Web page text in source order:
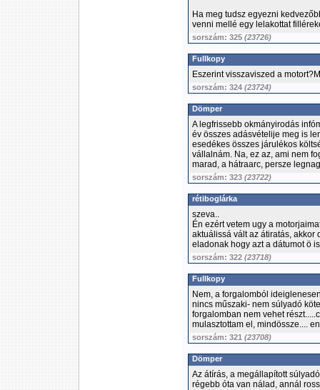
Ha meg tudsz egyezni
venni mellé egy lelakottat
sorszám: 325 (23726)
Fullkopy
Eszerint visszaviszed a
sorszám: 324 (23724)
Dömper
A legfrissebb okmányirodás
év összes adásvételije meg is
esedékes összes járulékos
vállalnám. Na, ez az, ami nem
marad, a hátraarc, persze
sorszám: 323 (23722)
rétiboglárka
szeva..
Én ezért vetem ugy a
aktuálissá vált az átiratás, akkor
eladonak hogy azt a dátumot ö
sorszám: 322 (23718)
Fullkopy
Nem, a forgalomból
nincs műszaki- nem súlyadó
forgalomban nem vehet
mulasztottam el, mindössze....
sorszám: 321 (23708)
Dömper
Az átírás, a megállapított
régebb óta van nálad, annál